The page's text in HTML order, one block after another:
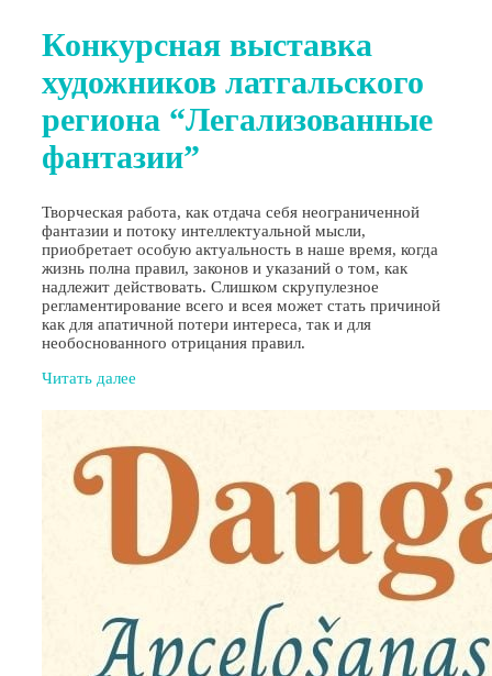
Конкурсная выставка
художников латгальского
региона “Легализованные
фантазии”
Творческая работа, как отдача себя неограниченной
фантазии и потоку интеллектуальной мысли,
приобретает особую актуальность в наше время, когда
жизнь полна правил, законов и указаний о том, как
надлежит действовать. Слишком скрупулезное
регламентирование всего и всея может стать причиной
как для апатичной потери интереса, так и для
необоснованного отрицания правил.
Читать далее